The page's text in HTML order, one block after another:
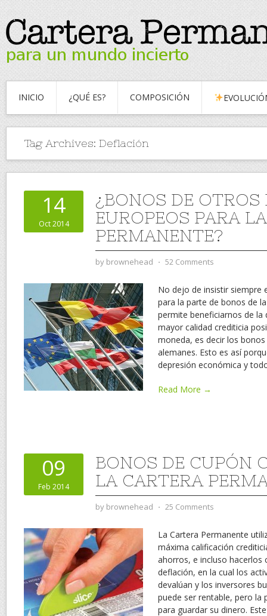
INICIO ¿QUÉ ES? COMPOSICIÓN
Tag Archives: Deflación
14
Oct 2014
¿BONOS DE OTROS
EUROPEOS PARA
PERMANENTE?
by brownehead ⋅ 52 Comments
No dejo de insistir siempre
para la parte de bonos de
permite beneficiarnos de la
mayor calidad crediticia
moneda, es decir los
alemanes. Esto es así
depresión económica y
Read More →
09
Feb 2014
BONOS DE CUPÓN
LA CARTERA
by brownehead ⋅ 25 Comments
La Cartera Permanente
máxima calificación
ahorros, e incluso hacerlos
deflación, en la cual los
devalúan y los inversores
puede ser rentable, pero la
para guardar su dinero.